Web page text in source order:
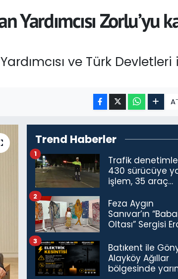
Yardımcısı Zorlu’yu
ve Türk Devletleri
A-
Trend Haberler
Trafik
430 sürücüye
işlem, 35 araç
1
Feza Aygın
Sanıvar’ın
Oltası” Sergisi
Açıldı
2
Batıkent ile
Alayköy Ağıllar
bölgesinde
3